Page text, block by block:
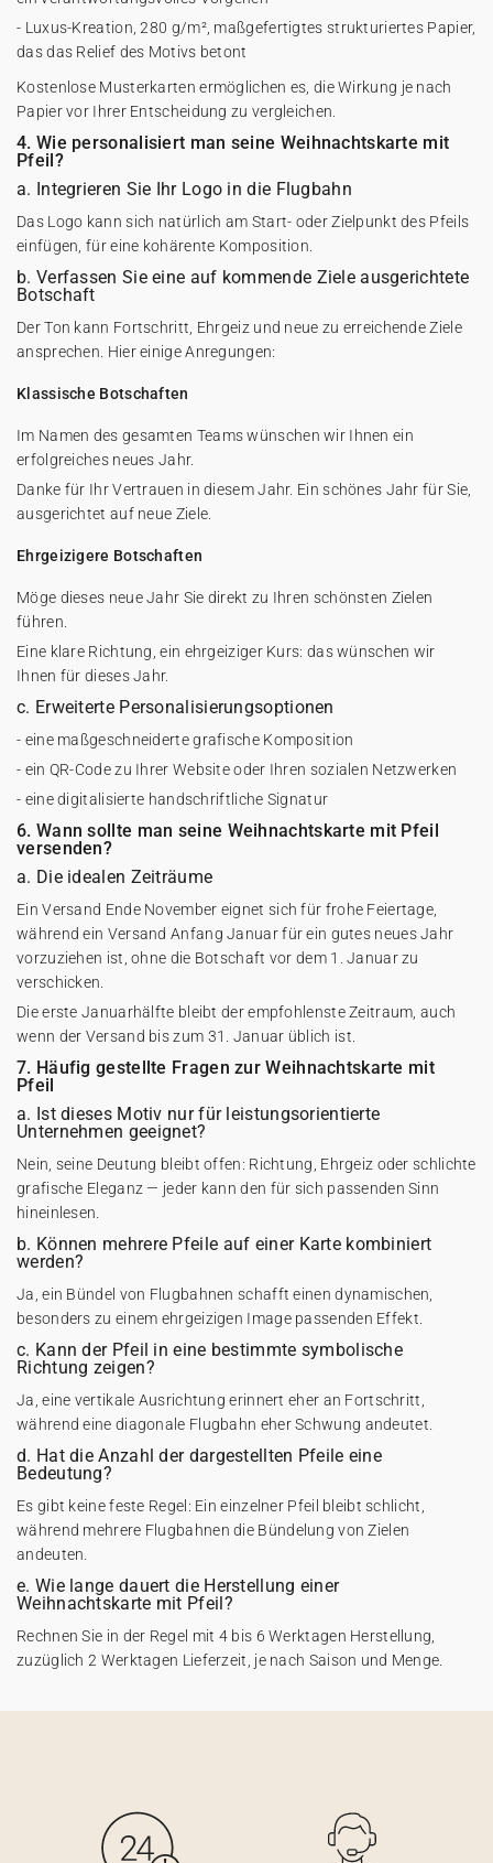
- Luxus-Kreation, 280 g/m², maßgefertigtes strukturiertes Papier,
das das Relief des Motivs betont
Kostenlose Musterkarten ermöglichen es, die Wirkung je nach
Papier vor Ihrer Entscheidung zu vergleichen.
4. Wie personalisiert man seine Weihnachtskarte mit
Pfeil?
a. Integrieren Sie Ihr Logo in die Flugbahn
Das Logo kann sich natürlich am Start- oder Zielpunkt des Pfeils
einfügen, für eine kohärente Komposition.
b. Verfassen Sie eine auf kommende Ziele ausgerichtete
Botschaft
Der Ton kann Fortschritt, Ehrgeiz und neue zu erreichende Ziele
ansprechen. Hier einige Anregungen:
Klassische Botschaften
Im Namen des gesamten Teams wünschen wir Ihnen ein
erfolgreiches neues Jahr.
Danke für Ihr Vertrauen in diesem Jahr. Ein schönes Jahr für Sie,
ausgerichtet auf neue Ziele.
Ehrgeizigere Botschaften
Möge dieses neue Jahr Sie direkt zu Ihren schönsten Zielen
führen.
Eine klare Richtung, ein ehrgeiziger Kurs: das wünschen wir
Ihnen für dieses Jahr.
c. Erweiterte Personalisierungsoptionen
- eine maßgeschneiderte grafische Komposition
- ein QR-Code zu Ihrer Website oder Ihren sozialen Netzwerken
- eine digitalisierte handschriftliche Signatur
6. Wann sollte man seine Weihnachtskarte mit Pfeil
versenden?
a. Die idealen Zeiträume
Ein Versand Ende November eignet sich für frohe Feiertage,
während ein Versand Anfang Januar für ein gutes neues Jahr
vorzuziehen ist, ohne die Botschaft vor dem 1. Januar zu
verschicken.
Die erste Januarhälfte bleibt der empfohlenste Zeitraum, auch
wenn der Versand bis zum 31. Januar üblich ist.
7. Häufig gestellte Fragen zur Weihnachtskarte mit
Pfeil
a. Ist dieses Motiv nur für leistungsorientierte
Unternehmen geeignet?
Nein, seine Deutung bleibt offen: Richtung, Ehrgeiz oder schlichte
grafische Eleganz — jeder kann den für sich passenden Sinn
hineinlesen.
b. Können mehrere Pfeile auf einer Karte kombiniert
werden?
Ja, ein Bündel von Flugbahnen schafft einen dynamischen,
besonders zu einem ehrgeizigen Image passenden Effekt.
c. Kann der Pfeil in eine bestimmte symbolische
Richtung zeigen?
Ja, eine vertikale Ausrichtung erinnert eher an Fortschritt,
während eine diagonale Flugbahn eher Schwung andeutet.
d. Hat die Anzahl der dargestellten Pfeile eine
Bedeutung?
Es gibt keine feste Regel: Ein einzelner Pfeil bleibt schlicht,
während mehrere Flugbahnen die Bündelung von Zielen
andeuten.
e. Wie lange dauert die Herstellung einer
Weihnachtskarte mit Pfeil?
Rechnen Sie in der Regel mit 4 bis 6 Werktagen Herstellung,
zuzüglich 2 Werktagen Lieferzeit, je nach Saison und Menge.